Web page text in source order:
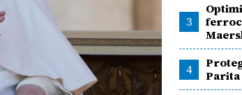
3
4
Parita